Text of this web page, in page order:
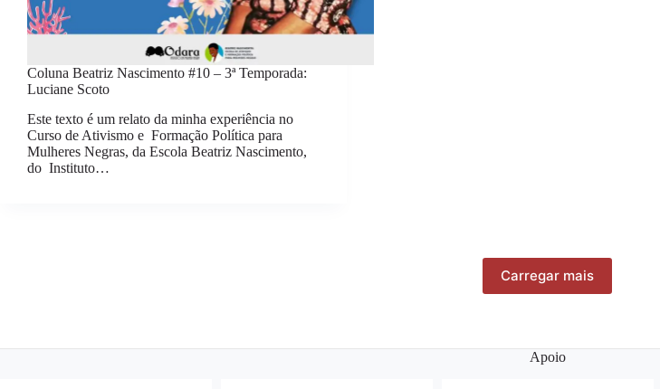
Coluna Beatriz Nascimento #10 – 3ª Temporada:
Luciane Scoto
Este texto é um relato da minha experiência no
Curso de Ativismo e Formação Política para
Mulheres Negras, da Escola Beatriz Nascimento,
do Instituto…
Carregar mais
Apoio